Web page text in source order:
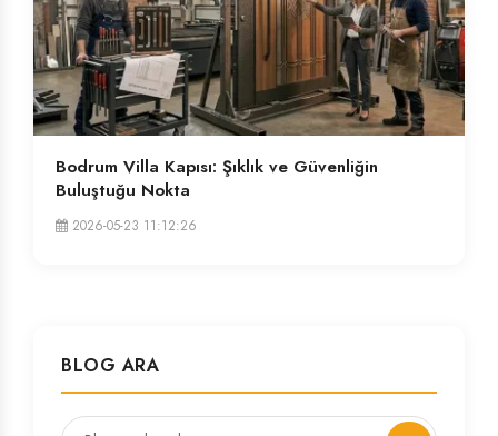
Bodrum Villa Kapısı: Şıklık ve Güvenliğin
Buluştuğu Nokta
2026-05-23 11:12:26
BLOG ARA